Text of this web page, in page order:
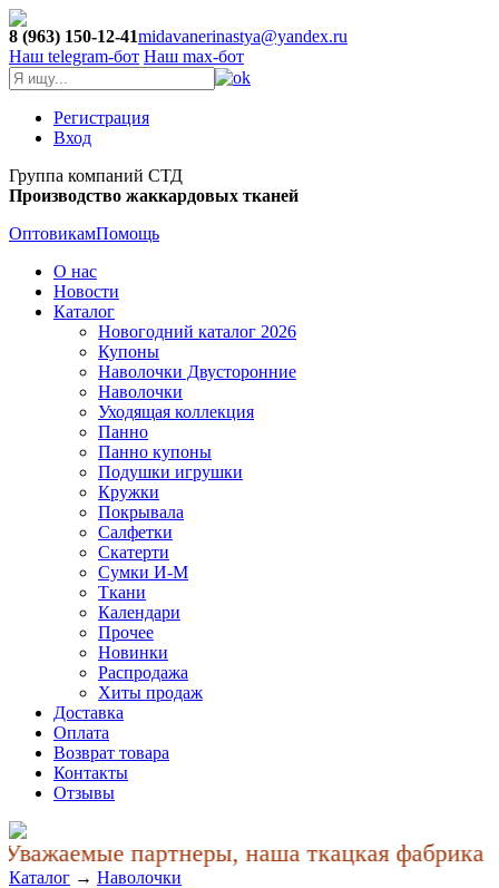
8 (963) 150-12-41midavanerinastya@yandex.ru
Наш telegram-бот Наш max-бот
Регистрация
Вход
Группа компаний СТД
Производство жаккардовых тканей
ОптовикамПомощь
О нас
Новости
Каталог
Новогодний каталог 2026
Купоны
Наволочки Двусторонние
Наволочки
Уходящая коллекция
Панно
Панно купоны
Подушки игрушки
Кружки
Покрывала
Салфетки
Скатерти
Сумки И-М
Ткани
Календари
Прочее
Новинки
Распродажа
Хиты продаж
Доставка
Оплата
Возврат товара
Контакты
Отзывы
партнеры, наша ткацкая фабрика
Каталог → Наволочки